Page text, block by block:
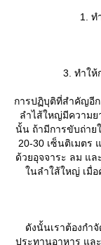
1. ท
3. ทำใ
การปฏิบุติที่สำคัญอีก
ลำไส้ใหญ่มีความย
นั้น ถ้ามีการขับถ่าย
20-30 เซ็นติเมตร
ด้วยอุจจาระ ลม แล
นลำใส้ใหญ่ เมื่อ
ดังนั้นเราต้องกำ
ประทานอาหาร แล